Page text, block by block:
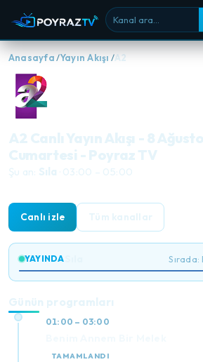
Kanal ara
Anasayfa Yayın Akışı A2
A2 Canlı Yayın Akışı - 8
Cumartesi - Poyraz TV
Şu an: Sıla · 03:00 – 05:00
Canlı izle Tüm kanallar
YAYINDA
Günün programları
01:00 – 03:00
TAMAMLANDI